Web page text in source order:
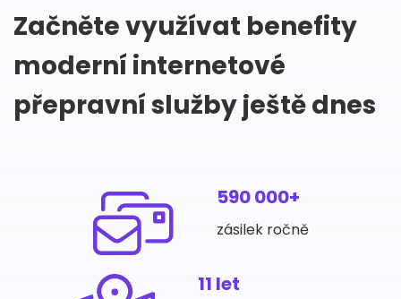
Začněte využívat benefity
moderní internetové
přepravní služby ještě dnes
590 000+
zásilek ročně
11 let